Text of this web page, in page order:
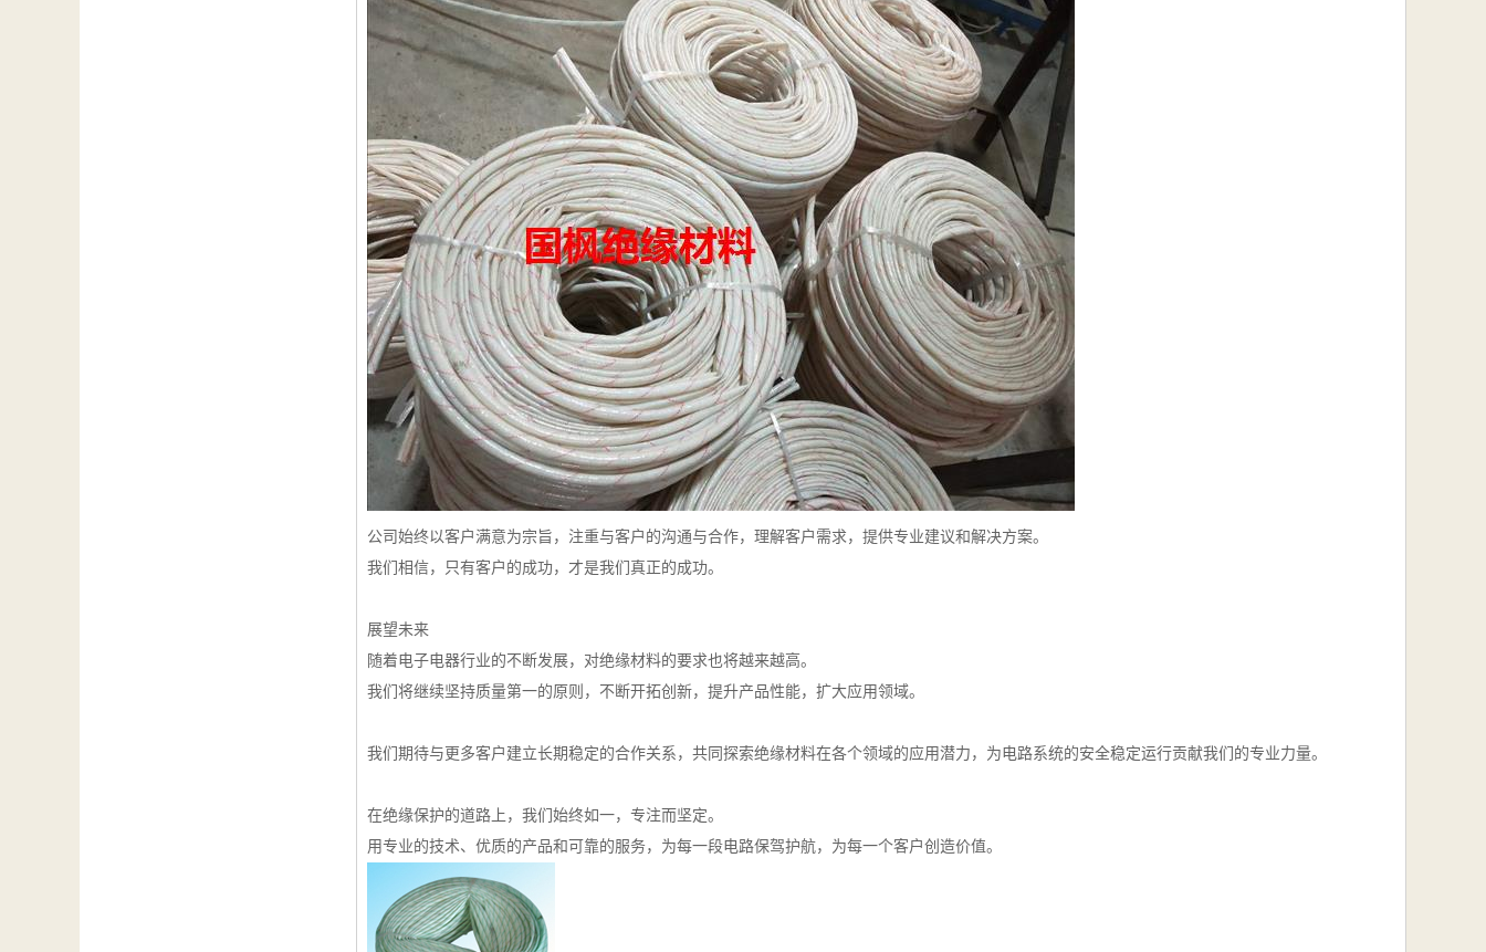
公司始终以客户满意为宗旨，注重与客户的沟通与合作，理解客户需求，提供专业建议和解决方案。
我们相信，只有客户的成功，才是我们真正的成功。
展望未来
随着电子电器行业的不断发展，对绝缘材料的要求也将越来越高。
我们将继续坚持质量第一的原则，不断开拓创新，提升产品性能，扩大应用领域。
我们期待与更多客户建立长期稳定的合作关系，共同探索绝缘材料在各个领域的应用潜力，为电路系统的安全稳定运行贡献我们的专业力量。
在绝缘保护的道路上，我们始终如一，专注而坚定。
用专业的技术、优质的产品和可靠的服务，为每一段电路保驾护航，为每一个客户创造价值。